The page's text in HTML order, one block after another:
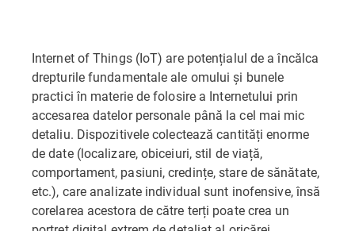
Internet of Things (IoT) are potențialul de a încălca
drepturile fundamentale ale omului și bunele
practici în materie de folosire a Internetului prin
accesarea datelor personale până la cel mai mic
detaliu. Dispozitivele colectează cantități enorme
de date (localizare, obiceiuri, stil de viață,
comportament, pasiuni, credințe, stare de sănătate,
etc.), care analizate individual sunt inofensive, însă
corelarea acestora de către terți poate crea un